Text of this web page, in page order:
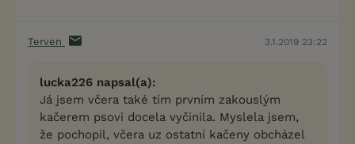
Terven 3.1.2019 23:22
lucka226 napsal(a):
Já jsem včera také tím prvním zakouslým
kačerem psovi docela vyčinila. Myslela jsem,
že pochopil, včera uz ostatní kačeny obcházel